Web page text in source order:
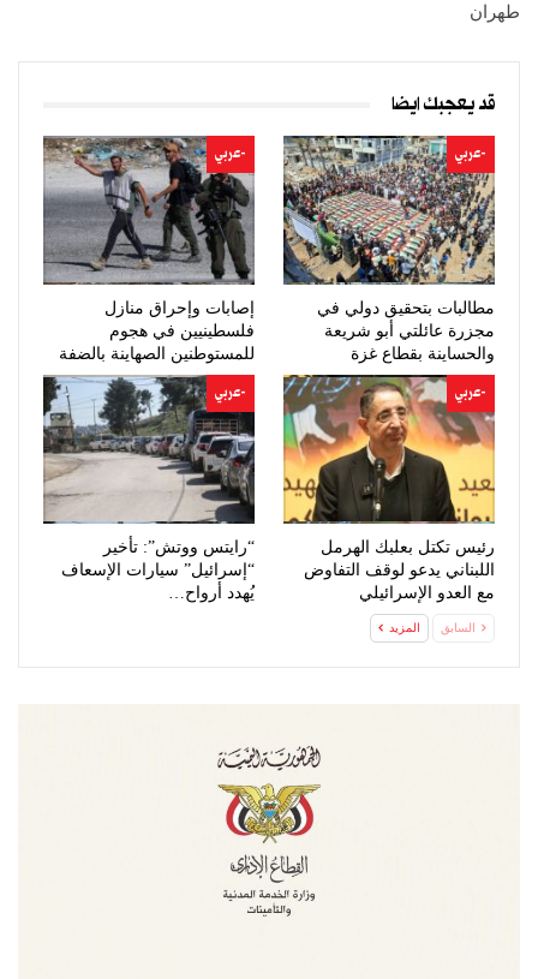
طهران
قد يعجبك ايضا
-عربي
مطالبات بتحقيق دولي في
مجزرة عائلتي أبو شريعة
والحساينة بقطاع غزة
-عربي
إصابات وإحراق منازل
فلسطينيين في هجوم
للمستوطنين الصهاينة بالضفة
-عربي
رئيس تكتل بعلبك الهرمل
اللبناني يدعو لوقف التفاوض
مع العدو الإسرائيلي
-عربي
“رايتس ووتش”: تأخير
“إسرائيل” سيارات الإسعاف
يُهدد أرواح…
السابق المزيد